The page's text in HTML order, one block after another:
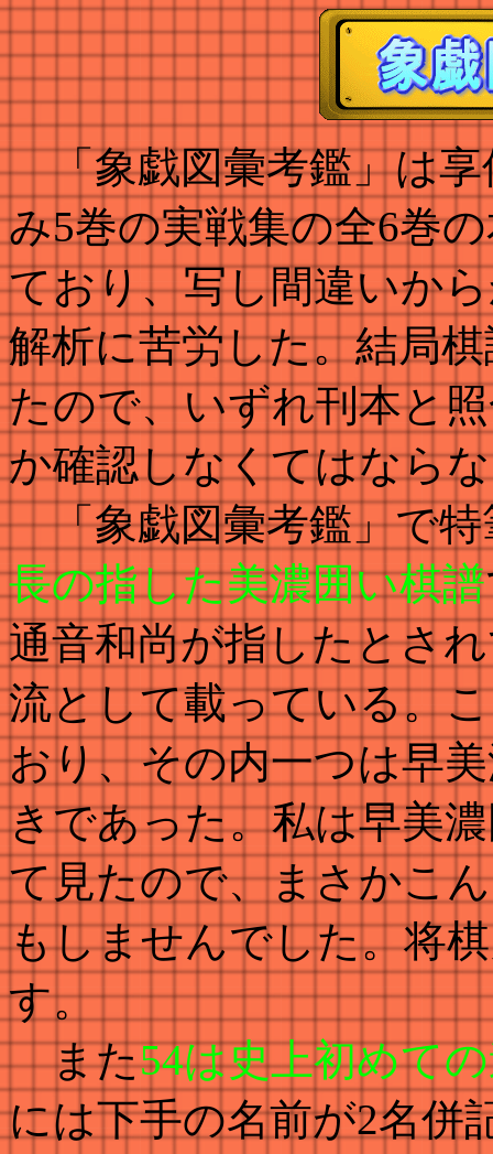
「象戯図彙考鑑」は享
み5巻の実戦集の全6巻
ており、写し間違いか
解析に苦労した。結局
たので、いずれ刊本と
か確認しなくてはなら
「象戯図彙考鑑」で特
長の指した美濃囲い棋譜
通音和尚が指したとさ
流として載っている。
おり、その内一つは早
きであった。私は早美
て見たので、まさかこ
もしませんでした。将
す。
また54は史上初めて
には下手の名前が2名併